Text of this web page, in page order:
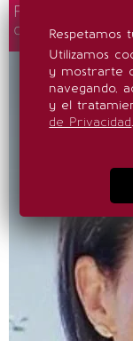
Felipe VI: La
donde loRespetamos
Utilizamos
y mostrarte
navegando,
y el
de Privacidad.